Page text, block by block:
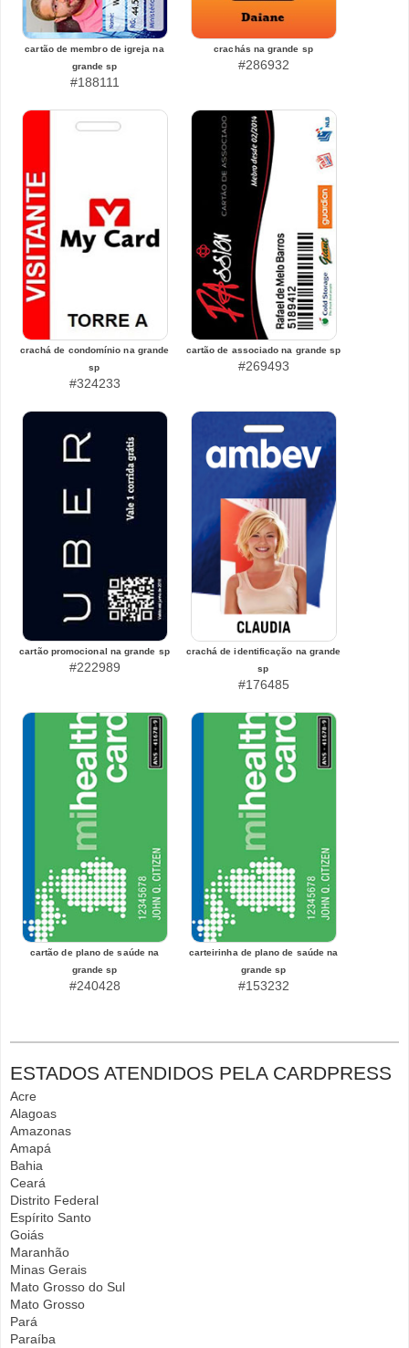
cartão de membro de igreja na
grande sp
#188111
crachás na grande sp
#286932
crachá de condomínio na grande
sp
#324233
cartão de associado na grande sp
#269493
cartão promocional na grande sp
#222989
crachá de identificação na grande
sp
#176485
cartão de plano de saúde na
grande sp
#240428
carteirinha de plano de saúde na
grande sp
#153232
ESTADOS ATENDIDOS PELA CARDPRESS
Acre
Alagoas
Amazonas
Amapá
Bahia
Ceará
Distrito Federal
Espírito Santo
Goiás
Maranhão
Minas Gerais
Mato Grosso do Sul
Mato Grosso
Pará
Paraíba